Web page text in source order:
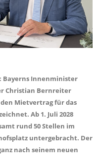
Bayerns Innenminister
Christian Bernreiter
Mietvertrag für das
Ab 1. Juli 2028
rund 50 Stellen im
untergebracht. Der
nach seinem neuen